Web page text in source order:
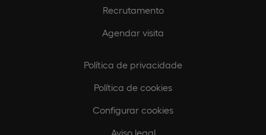
Recrutamento
Agendar visita
Política de privacidade
Política de cookies
Configurar cookies
Aviso legal